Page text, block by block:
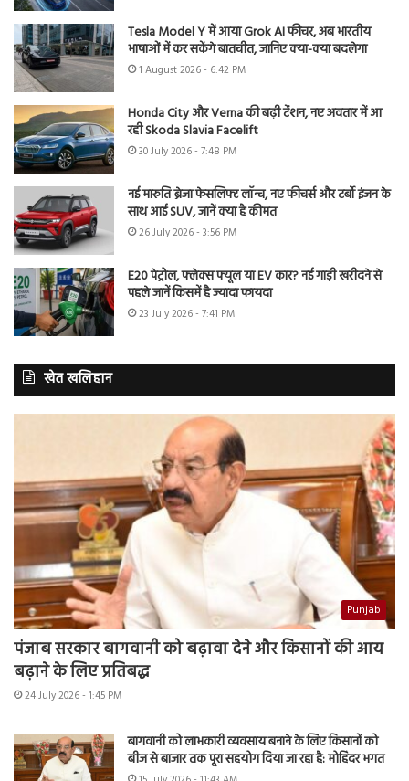
Tesla Model Y में आया Grok AI फीचर, अब भारतीय
भाषाओं में कर सकेंगे बातचीत, जानिए क्या-क्या बदलेगा
1 August 2026 - 6:42 PM
Honda City और Verna की बढ़ी टेंशन, नए अवतार में आ
रही Skoda Slavia Facelift
30 July 2026 - 7:48 PM
नई मारुति ब्रेजा फेसलिफ्ट लॉन्च, नए फीचर्स और टर्बो इंजन के
साथ आई SUV, जानें क्या है कीमत
26 July 2026 - 3:56 PM
E20 पेट्रोल, फ्लेक्स फ्यूल या EV कार? नई गाड़ी खरीदने से
पहले जानें किसमें है ज्यादा फायदा
23 July 2026 - 7:41 PM
खेत खलिहान
Punjab
पंजाब सरकार बागवानी को बढ़ावा देने और किसानों की आय
बढ़ाने के लिए प्रतिबद्ध
24 July 2026 - 1:45 PM
बागवानी को लाभकारी व्यवसाय बनाने के लिए किसानों को
बीज से बाजार तक पूरा सहयोग दिया जा रहा है: मोहिंदर भगत